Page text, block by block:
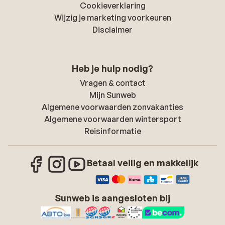
Cookieverklaring
Wijzig je marketing voorkeuren
Disclaimer
Heb je hulp nodig?
Vragen & contact
Mijn Sunweb
Algemene voorwaarden zonvakanties
Algemene voorwaarden wintersport
Reisinformatie
Betaal veilig en makkelijk
Sunweb is aangesloten bij